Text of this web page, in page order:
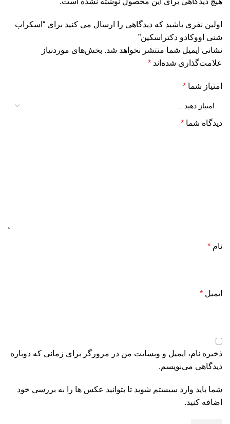
اولین نفری باشید که دیدگاهی را ارسال می کنید برای “اسکراب
شنی اووکادو دکتراسکین”
نشانی ایمیل شما منتشر نخواهد شد. بخش‌های موردنیاز
علامت‌گذاری شده‌اند *
امتیاز شما *
دیدگاه شما *
نام *
ایمیل *
ذخیره نام، ایمیل و وبسایت من در مرورگر برای زمانی که دوباره
دیدگاهی می‌نویسم.
شما باید وارد سیستم شوید تا بتوانید عکس ها را به بررسی خود
اضافه کنید.